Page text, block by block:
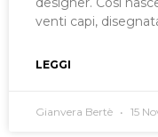
venti capi,
LEGGI
Gianvera Bertè 15